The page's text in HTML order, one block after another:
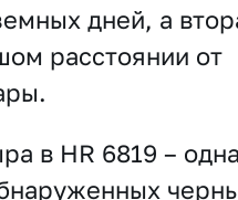
дней, а
расстоянии от
в HR 6819 –